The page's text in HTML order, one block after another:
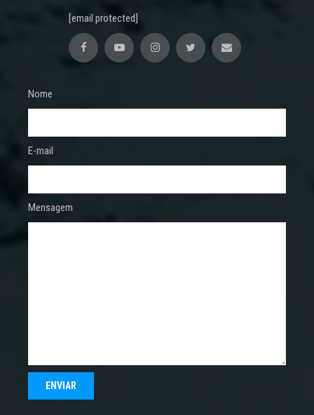
[email protected]
Nome
E-mail
Mensagem